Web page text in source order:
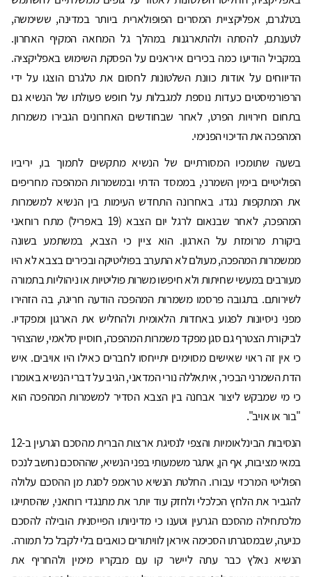
בטלגרם, אפליקציית המסרים הפופולארית ביותר במדינה, ששימשה,
לטענתם, להסתה ולהתארגנות במהלך גל המחאה המקיף האחרון.
במקביל הודיעו כמה בכירים איראנים על הפסקת השימוש באפליקציה.
הדיווחים על אודות כוונת השלטונות לחסום את טלגרם הוצגו על ידי
הרפורמיסטים כעדות נוספת למגבלות על חופש פעולתו של הנשיא גם
בתחום חירויות הפרט, לאחר שבחודשים האחרונים הגבירו משמרות
המהפכה את הדיכוי הפנימי.
בשעה שתומכיו המסורתיים של הנשיא מתקשים לתמוך בו, יריביו
הפוליטיים בימין השמרני, בממסד הדתי ובמשמרות המהפכה מחריפים
את המתקפות נגדו. באחרונה התחדש העימות בין הנשיא למשמרות
המהפכה, לאחר שבנאום לרגל יום הצבא (19 באפריל) מתח רוחאני
ביקורת מרומזת על הארגון. הוא ציין כי הצבא, במשתמע בשונה
ממשמרות המהפכה, מעולם לא התערב בפוליטיקה ובכירים בצבא לא היו
מעורבים במעשי שחיתות ולא חיפשו משרות פוליטיות או ניהוליות בתמורה
לשירותם. בתגובה פרסמו משמרות המהפכה הודעה חריגה, בה הזהירו
מפני ניסיונות לפגוע באחדות הלאומית ולהחליש את הארגון ומפקדיו.
לביקורת הצטרף גם סגן מפקד משמרות המהפכה, חוסיין סלאמי, שהצהיר
כי אין זה ראוי שאישים מסוימים יתייחסו לחברים כאילו היו אויבים. איש
הדת השמרני הבכיר, איתאללה נורי המדאני, הגיב על דברי הנשיא באומרו
כי מי שמבקש ליצור אבחנה בין הצבא הסדיר למשמרות המהפכה הוא
"בור או אויב".
הנסיבות הבינלאומיות והצפי לנסיגת ארצות הברית מהסכם הגרעין ב-12
במאי מציבות, אף הן, אתגר משמעותי בפני הנשיא, שההסכם נחשב לנכס
הפוליטי המרכזי עבורו. החלטת הנשיא טראמפ לסגת מן ההסכם עלולה
להגביר את הלחץ הכלכלי ולחזק עוד יותר את מתנגדי רוחאני, שהסתייגו
מלכתחילה מהסכם הגרעין וטענו כי מדיניותו הפייסנית הובילה להסכם
כניעה, שבמסגרתו הסכימה איראן לוויתורים כואבים בלי לקבל כל תמורה.
הנשיא נאלץ כבר עתה ליישר קו עם מבקריו מימין ולהחריף את